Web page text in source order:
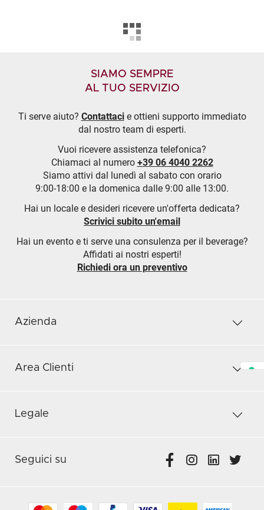
SIAMO SEMPRE
AL TUO SERVIZIO
Ti serve aiuto? Contattacie ottieni supporto immediato
dal nostro team di esperti.
Vuoi ricevere assistenza telefonica?
Chiamaci al numero +39 06 4040 2262
Siamo attivi dal lunedì al sabato con orario
9:00-18:00 e la domenica dalle 9:00 alle 13:00.
Hai un locale e desideri ricevere un'offerta dedicata?
Scrivici subito un'email
Hai un evento e ti serve una consulenza per il beverage?
Affidati ai nostri esperti!
Richiedi ora un preventivo
Azienda
Area Clienti
Legale
Seguici su